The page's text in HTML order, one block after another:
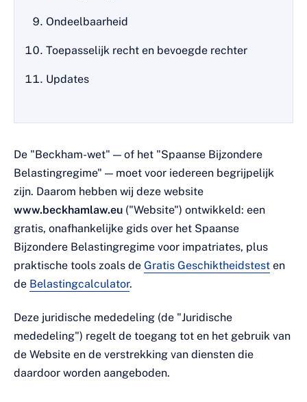
Ondeelbaarheid
Toepasselijk recht en bevoegde rechter
Updates
De "Beckham-wet" — of het "Spaanse Bijzondere
Belastingregime" — moet voor iedereen begrijpelijk
zijn. Daarom hebben wij deze website
www.beckhamlaw.eu ("Website") ontwikkeld: een
gratis, onafhankelijke gids over het Spaanse
Bijzondere Belastingregime voor impatriates, plus
praktische tools zoals de Gratis Geschiktheidstest en
de Belastingcalculator.
Deze juridische mededeling (de "Juridische
mededeling") regelt de toegang tot en het gebruik van
de Website en de verstrekking van diensten die
daardoor worden aangeboden.